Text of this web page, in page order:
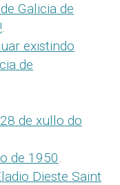
Galicia de
.
existindo
de
de xullo do
de 1950.
Dieste Saint